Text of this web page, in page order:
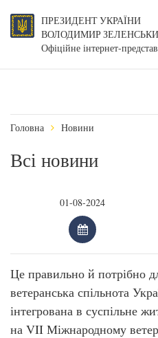
ПРЕЗИДЕНТ УКРАЇНИ
ВОЛОДИМИР
Офіційне інтернет-
Головна Новини
Всі новини
Це правильно й потрібно
ветеранська спільнота
інтегрована в суспільне
на VII Міжнародному